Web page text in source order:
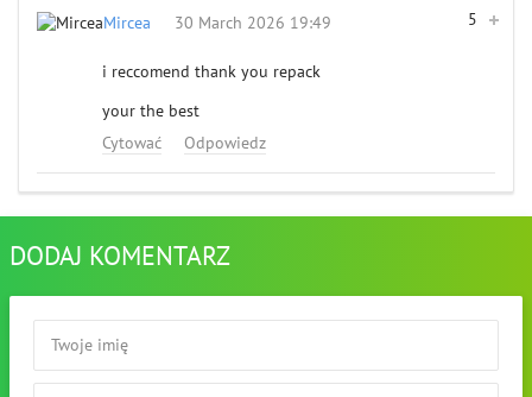
5
Mircea 30 March 2026 19:49
i reccomend thank you repack
your the best
Cytować
Odpowiedz
DODAJ KOMENTARZ